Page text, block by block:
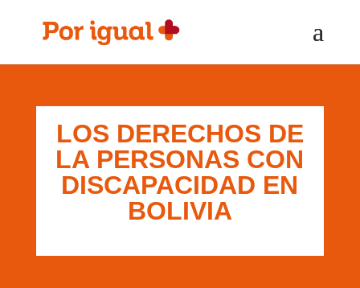
contenido
navegación
LOS DERECHOS DE
LA PERSONAS CON
DISCAPACIDAD EN
BOLIVIA